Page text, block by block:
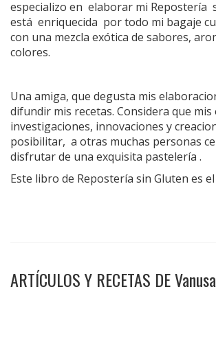
especializo en elaborar mi Repostería
está enriquecida por todo mi bagaje
con una mezcla exótica de sabores,
colores.
Una amiga, que degusta mis
difundir mis recetas. Considera que
investigaciones, innovaciones y
posibilitar, a otras muchas personas
disfrutar de una exquisita pastelería .
Este libro de Repostería sin Gluten es
ARTÍCULOS Y RECETAS DE